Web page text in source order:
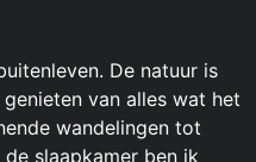
De natuur is
van alles wat het
wandelingen tot
slaapkamer ben ik